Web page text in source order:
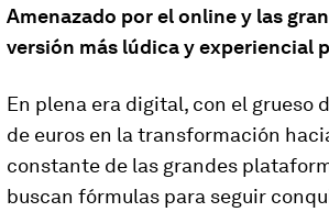
Amenazado por el online y las
versión más lúdica y experiencial
En plena era digital, con el
de euros en la transformación
constante de las grandes
buscan fórmulas para seguir